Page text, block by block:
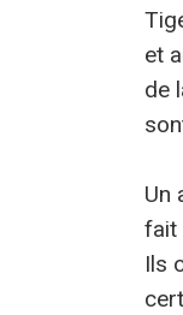
et
de
Un
fait
Ils